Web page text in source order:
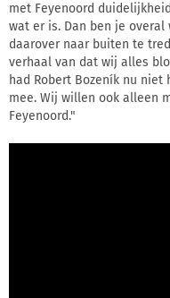
met Feyenoord
wat er is. Dan ben je overal
daarover naar buiten te
verhaal van dat wij alles
had Robert Bozeník nu
mee. Wij willen ook alleen
Feyenoord."